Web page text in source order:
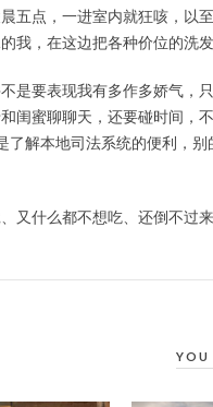
五点，一进室内就狂咳，以
我，在这边把各种价位的洗
是要表现我有多作多娇气，
闺蜜聊聊天，还要碰时间，
了解本地司法系统的便利，
又什么都不想吃、还倒不过
YOU